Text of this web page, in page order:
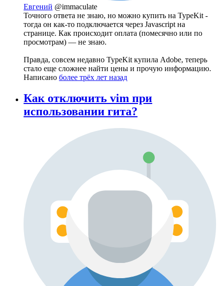
Евгений @immaculate
Точного ответа не знаю, но можно купить на TypeKit -
тогда он как-то подключается через Javascript на
странице. Как происходит оплата (помесячно или по
просмотрам) — не знаю.
Правда, совсем недавно TypeKit купила Adobe, теперь
стало еще сложнее найти цены и прочую информацию.
Написано более трёх лет назад
Как отключить vim при
использовании гита?